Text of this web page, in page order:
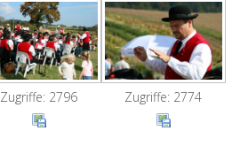
Zugriffe: 2796 Zugriffe: 2774